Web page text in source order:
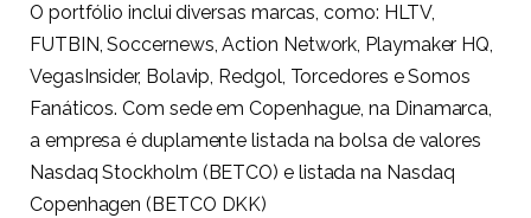
O portfólio inclui diversas marcas, como: HLTV,
FUTBIN, Soccernews, Action Network, Playmaker HQ,
VegasInsider, Bolavip, Redgol, Torcedores e Somos
Fanáticos. Com sede em Copenhague, na Dinamarca,
a empresa é duplamente listada na bolsa de valores
Nasdaq Stockholm (BETCO) e listada na Nasdaq
Copenhagen (BETCO DKK)